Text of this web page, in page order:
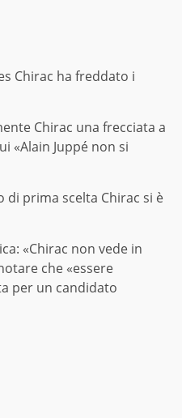
Chirac ha freddato i
Chirac una frecciata a
«Alain Juppé non si
di prima scelta Chirac si è
«Chirac non vede in
che «essere
per un candidato